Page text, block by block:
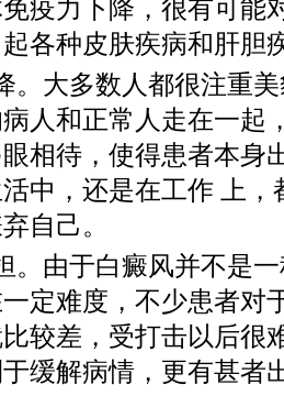
疫力下降，很有可能
各种皮肤疾病和肝胆
大多数人都很注重美
人和正常人走在一起
相待，使得患者本身
中，还是在工作 上
自己。
由于白癜风并不是一
定难度，不少患者对
较差，受打击以后很
缓解病情，更有甚者